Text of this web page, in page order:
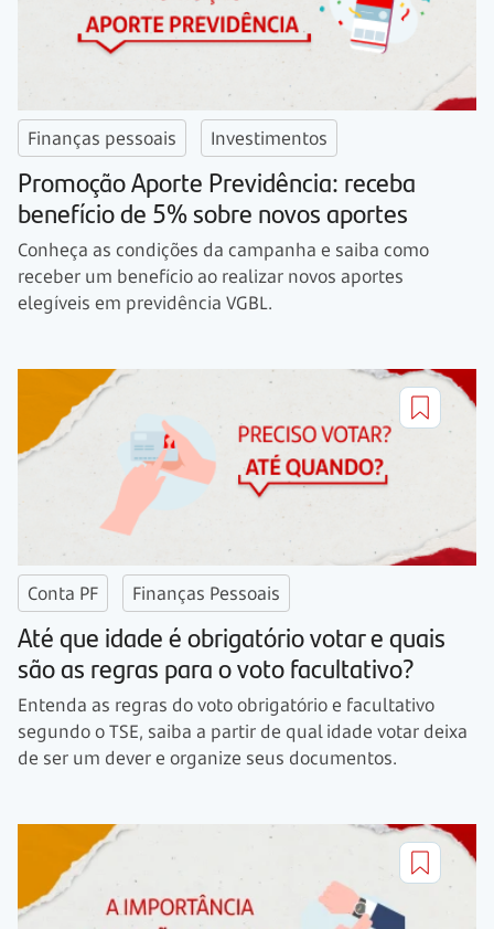
Finanças pessoais Investimentos
Promoção Aporte Previdência: receba
benefício de 5% sobre novos aportes
Conheça as condições da campanha e saiba como
receber um benefício ao realizar novos aportes
elegíveis em previdência VGBL.
Conta PF Finanças Pessoais
Até que idade é obrigatório votar e quais
são as regras para o voto facultativo?
Entenda as regras do voto obrigatório e facultativo
segundo o TSE, saiba a partir de qual idade votar deixa
de ser um dever e organize seus documentos.